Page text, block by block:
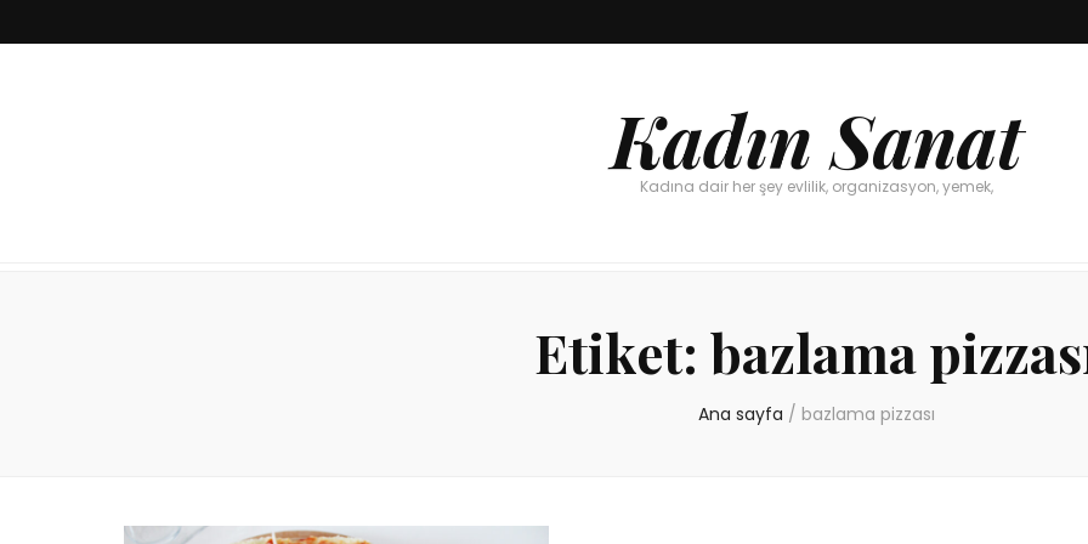
Kadın Sanat
Kadına dair her şey evlilik, organizasyon, yemek,
Etiket: bazlama
Ana sayfa / bazlama pizzası